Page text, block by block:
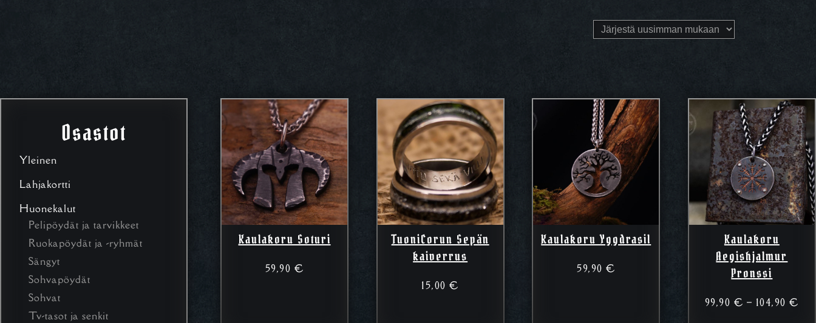
Osastot
Yleinen
Lahjakortti
Huonekalut
Pelipöydät ja tarvikkeet
Ruokapöydät ja -ryhmät
Sängyt
Sohvapöydät
Sohvat
Tv-tasot ja senkit
Kaulakoru Soturi
59,90 €
TuoniCorun Sepän
kaiverrus
15,00€
Kaulakoru Yggdrasil
59,90 €
Kaulakoru
Aegishjalmur
Pronssi
99,90 € – 104,90€